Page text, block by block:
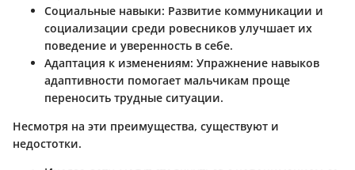
Социальные навыки: Развитие коммуникации и
социализации среди ровесников улучшает их
поведение и уверенность в себе.
Адаптация к изменениям: Упражнение навыков
адаптивности помогает мальчикам проще
переносить трудные ситуации.
Несмотря на эти преимущества, существуют и
недостотки.